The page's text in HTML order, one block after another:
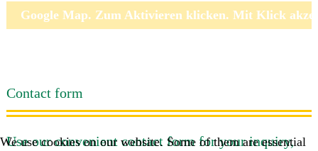
Google Map. Zum Aktivieren klicken. Mit Klick
Contact form
Use our convenient contact form for your inquiry,
We use cookies on our website. Some of them are essential